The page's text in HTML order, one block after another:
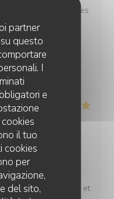
partner
questo
I
e
il tuo
cookies
per
del sito,
au maroilles
nous avons
dommage c’est une
, un rayon de
: 5 /5 Qualità / Prezzo
très sympathique et